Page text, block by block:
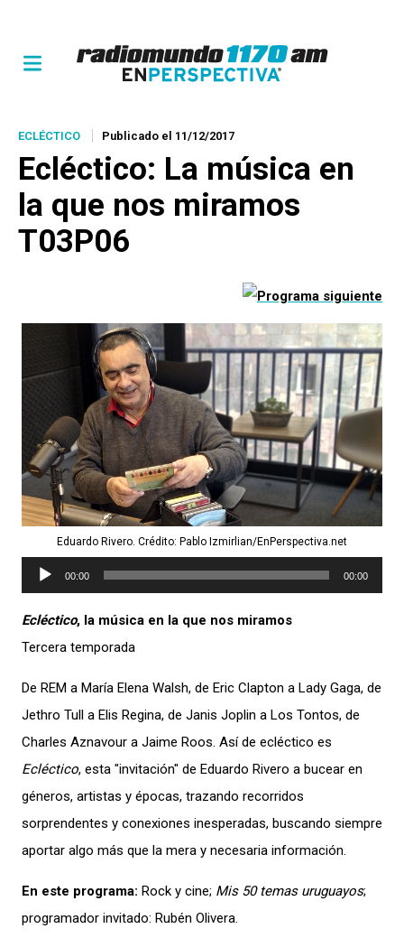
ECLÉCTICO Publicado el 11/12/2017
Ecléctico: La música en
la que nos miramos
T03P06
Eduardo Rivero. Crédito: Pablo Izmirlian/EnPerspectiva.net
Reproductor
de
audio
00:00 00:00
Ecléctico, la música en la que nos miramos
Tercera temporada
De REM a María Elena Walsh, de Eric Clapton a Lady Gaga, de
Jethro Tull a Elis Regina, de Janis Joplin a Los Tontos, de
Charles Aznavour a Jaime Roos. Así de ecléctico es
Ecléctico, esta "invitación" de Eduardo Rivero a bucear en
géneros, artistas y épocas, trazando recorridos
sorprendentes y conexiones inesperadas, buscando siempre
aportar algo más que la mera y necesaria información.
En este programa: Rock y cine; Mis 50 temas uruguayos;
programador invitado: Rubén Olivera.